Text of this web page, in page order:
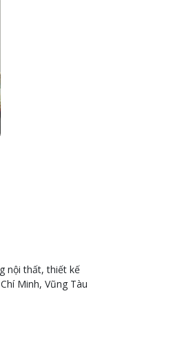
nội thất, thiết kế
Minh, Vũng Tàu